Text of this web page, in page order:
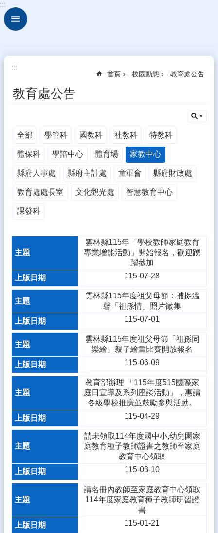
跳到主要內容區塊
進
關
古
坑
政
織
校
園
動
務
化
生
專
區
宣
專
區
相
連
結
回
頁
:::
:::
首頁 校園動態 教育處公告
教育處公告
全部 學管科 國教科 社教科 特教科
體保科 學諮中心 體育場 家教中心
縣府人事處 縣府主計處 童軍會 縣府財政處
教育處處長室 文化觀光處 智慧教育中心
課發科
雲林縣115年「學校教師家庭教育
專業增能活動」開始報名，歡迎踴
躍參加
115-07-28
雲林縣115年度祖父母節：捕捉溫
馨「祖孫情」照片徵集
115-07-01
雲林縣115年度祖父母節「祖孫同
樂繪」親子繪畫比賽開放報名
115-06-09
教育部辦理 「115年度515國際家
庭日宣導及系列座談活動」，惠請
各級學校推廣並鼓勵參與活動。
115-04-29
請未領取114年度國中小,幼兒園家
庭教育種子教師證書之教師至家庭
教育中心領取
115-03-10
請名冊內教師至家庭教育中心領取
114年度家庭教育種子教師研習證
書
115-01-21